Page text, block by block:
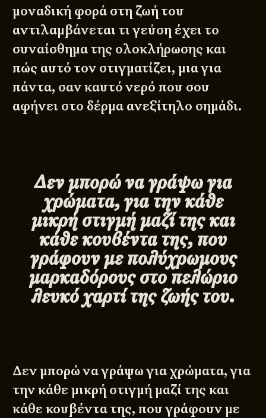
μοναδική φορά στη ζωή του
αντιλαμβάνεται τι γεύση έχει το
συναίσθημα της ολοκλήρωσης και
πώς αυτό τον στιγματίζει, μια για
πάντα, σαν καυτό νερό που σου
αφήνει στο δέρμα ανεξίτηλο σημάδι.
Δεν μπορώ να γράψω για
χρώματα, για την κάθε
μικρή στιγμή μαζί της και
κάθε κουβέντα της, που
γράφουν με πολύχρωμους
μαρκαδόρους στο πελώριο
λευκό χαρτί της ζωής του.
Δεν μπορώ να γράψω για χρώματα, για
την κάθε μικρή στιγμή μαζί της και
κάθε κουβέντα της, που γράφουν με